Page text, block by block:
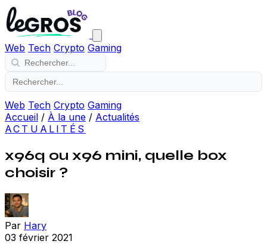
Web Tech Crypto Gaming
Web Tech Crypto Gaming
Accueil / À la une / Actualités
ACTUALITÉS
x96q ou x96 mini, quelle box
choisir ?
Par Hary
03 février 2021